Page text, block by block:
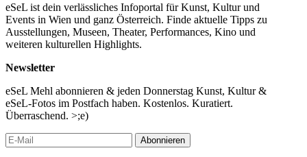
eSeL ist dein verlässliches Infoportal für Kunst, Kultur und
Events in Wien und ganz Österreich. Finde aktuelle Tipps zu
Ausstellungen, Museen, Theater, Performances, Kino und
weiteren kulturellen Highlights.
Newsletter
eSeL Mehl abonnieren & jeden Donnerstag Kunst, Kultur &
eSeL-Fotos im Postfach haben. Kostenlos. Kuratiert.
Überraschend. >;e)
Abonnieren